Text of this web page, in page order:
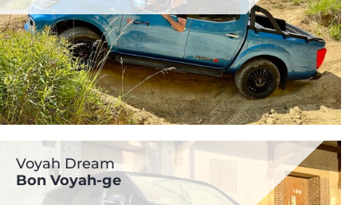
Voyah Dream
Bon Voyah-ge